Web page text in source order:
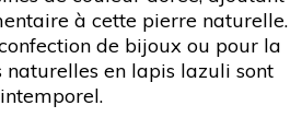
à cette pierre naturelle.
de bijoux ou pour la
naturelles en lapis lazuli sont